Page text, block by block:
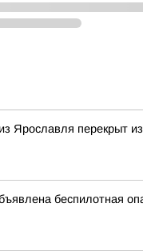
Ярославля перекрыт
беспилотная